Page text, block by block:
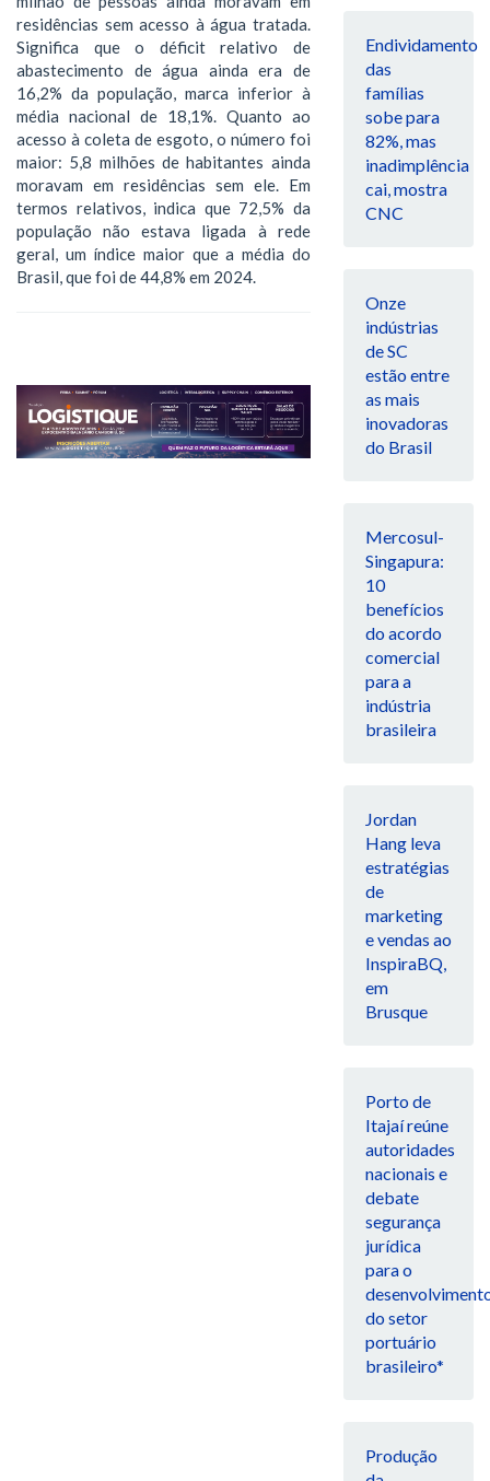
residências sem acesso à água tratada.
Significa que o déficit relativo de
abastecimento de água ainda era de
16,2% da população, marca inferior à
média nacional de 18,1%. Quanto ao
acesso à coleta de esgoto, o número foi
maior: 5,8 milhões de habitantes ainda
moravam em residências sem ele. Em
termos relativos, indica que 72,5% da
população não estava ligada à rede
geral, um índice maior que a média do
Brasil, que foi de 44,8% em 2024.
Endividamento
das
famílias
sobe para
82%, mas
inadimplência
cai, mostra
CNC
Onze
indústrias
de SC
estão entre
as mais
inovadoras
do Brasil
Mercosul-
Singapura:
10
benefícios
do acordo
comercial
para a
indústria
brasileira
Jordan
Hang leva
estratégias
de
marketing
e vendas ao
InspiraBQ,
em
Brusque
Porto de
Itajaí reúne
autoridades
nacionais e
debate
segurança
jurídica
para o
do setor
portuário
brasileiro*
Produção